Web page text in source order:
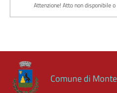
Attenzione! Atto non disponibile
Comune di